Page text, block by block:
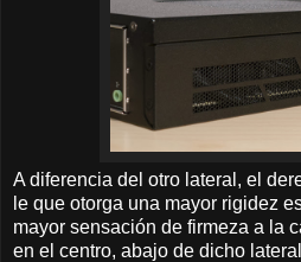
A diferencia del otro lateral, el
le que otorga una mayor rigidez
mayor sensación de firmeza a la
en el centro, abajo de dicho